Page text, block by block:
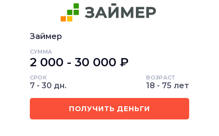
Займер
СУММА
2 000 - 30 000 ₽
СРОК
7 - 30 дн.
ВОЗРАСТ
18 - 75 лет
ПОЛУЧИТЬ ДЕНЬГИ